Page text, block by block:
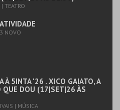
TEATRO
NOVO
À 5INTA '26 . XICO GAIATO, A
QUE DOU (17|SET|26 ÀS
| MÚSICA